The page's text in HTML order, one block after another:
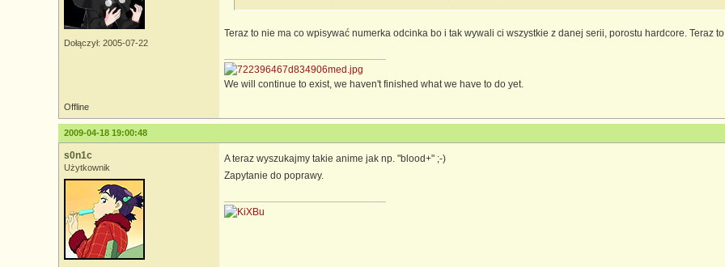
Dołączył: 2005-07-22
Teraz to nie ma co wpisywać numerka odcinka bo i tak wywali ci wszystkie z danej serii, porostu hardcore. Teraz
We will continue to exist, we haven't finished what we have to do yet.
Offline
2009-04-18 19:00:48
s0n1c
Użytkownik
A teraz wyszukajmy takie anime jak np. "blood+" ;-)
Zapytanie do poprawy.